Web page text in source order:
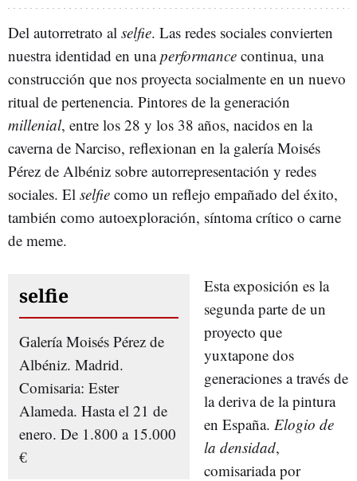
Del autorretrato al selfie. Las redes sociales convierten
nuestra identidad en unaperformance continua, una
construcción que nos proyecta socialmente en un nuevo
ritual de pertenencia. Pintores de la generación
millenial, entre los 28 y los 38 años, nacidos en la
caverna de Narciso, reflexionan en la galería Moisés
Pérez de Albéniz sobre autorrepresentación y redes
sociales. El selfie como un reflejo empañado del éxito,
también como autoexploración, síntoma crítico o carne
de meme.
selfie
Galería Moisés Pérez de
Albéniz. Madrid.
Comisaria: Ester
Alameda. Hasta el 21 de
enero. De 1.800 a 15.000
€
Esta exposición es la
segunda parte de un
proyecto que
yuxtapone dos
generaciones a través de
la deriva de la pintura
en España. Elogio de
la densidad,
comisariada por